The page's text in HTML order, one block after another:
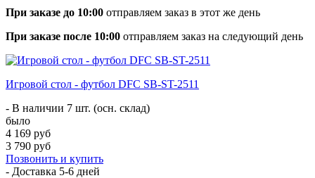
При заказе до 10:00 отправляем заказ в этот же день
При заказе после 10:00 отправляем заказ на следующий день
Игровой стол - футбол DFC SB-ST-2511
- В наличии 7 шт. (осн. склад)
было
4 169 руб
3 790 руб
Позвонить и купить
- Доставка 5-6 дней